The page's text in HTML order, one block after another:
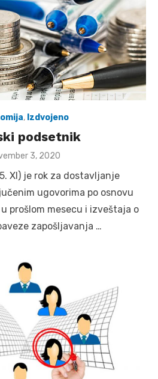
, Izdvojeno
podsetnik
3, 2020
XI) je rok za dostavljanje
ugovorima po osnovu
prošlom mesecu i izveštaja o
zapošljavanja …